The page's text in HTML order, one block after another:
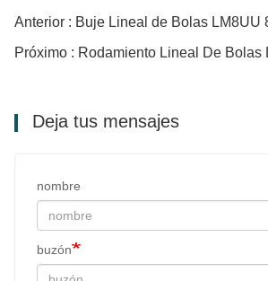
Anterior : Buje Lineal de Bolas LM8UU
Deja tus mensajes
nombre
buzón